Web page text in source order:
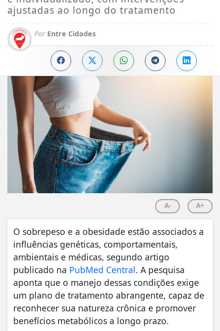
ajustadas ao longo do tratamento
Por Entre Cidades
A- A+
O sobrepeso e a obesidade estão associados a
influências genéticas, comportamentais,
ambientais e médicas, segundo artigo
publicado na PubMed Central. A pesquisa
aponta que o manejo dessas condições exige
um plano de tratamento abrangente, capaz de
reconhecer sua natureza crônica e promover
benefícios metabólicos a longo prazo.